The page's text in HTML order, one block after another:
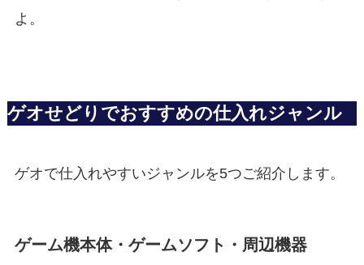
よ。
ゲオせどりでおすすめの仕入れジャンル
ゲオで仕入れやすいジャンルを5つご紹介します。
ゲーム機本体・ゲームソフト・周辺機器